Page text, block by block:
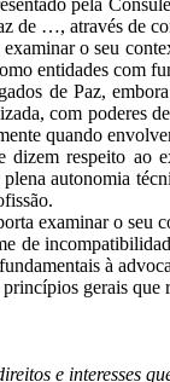
pela
de …, através de
o seu
entidades com
de Paz,
com poderes
quando
dizem respeito
autonomia
examinar o seu
de
à
gerais que
e interesses